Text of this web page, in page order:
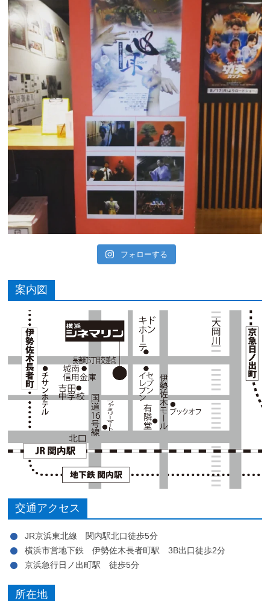
フォローする
案内図
交通アクセス
JR京浜東北線 関内駅北口徒歩5分
横浜市営地下鉄 伊勢佐木長者町駅 3B出口徒歩2分
京浜急行日ノ出町駅 徒歩5分
所在地